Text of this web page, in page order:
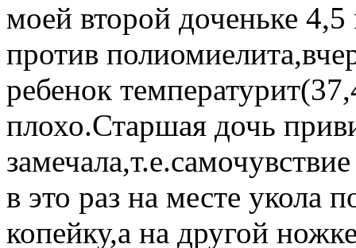
моей второй доченьке
против
ребенок
плохо.Старшая дочь
в это раз на месте укола
копейку,а на другой